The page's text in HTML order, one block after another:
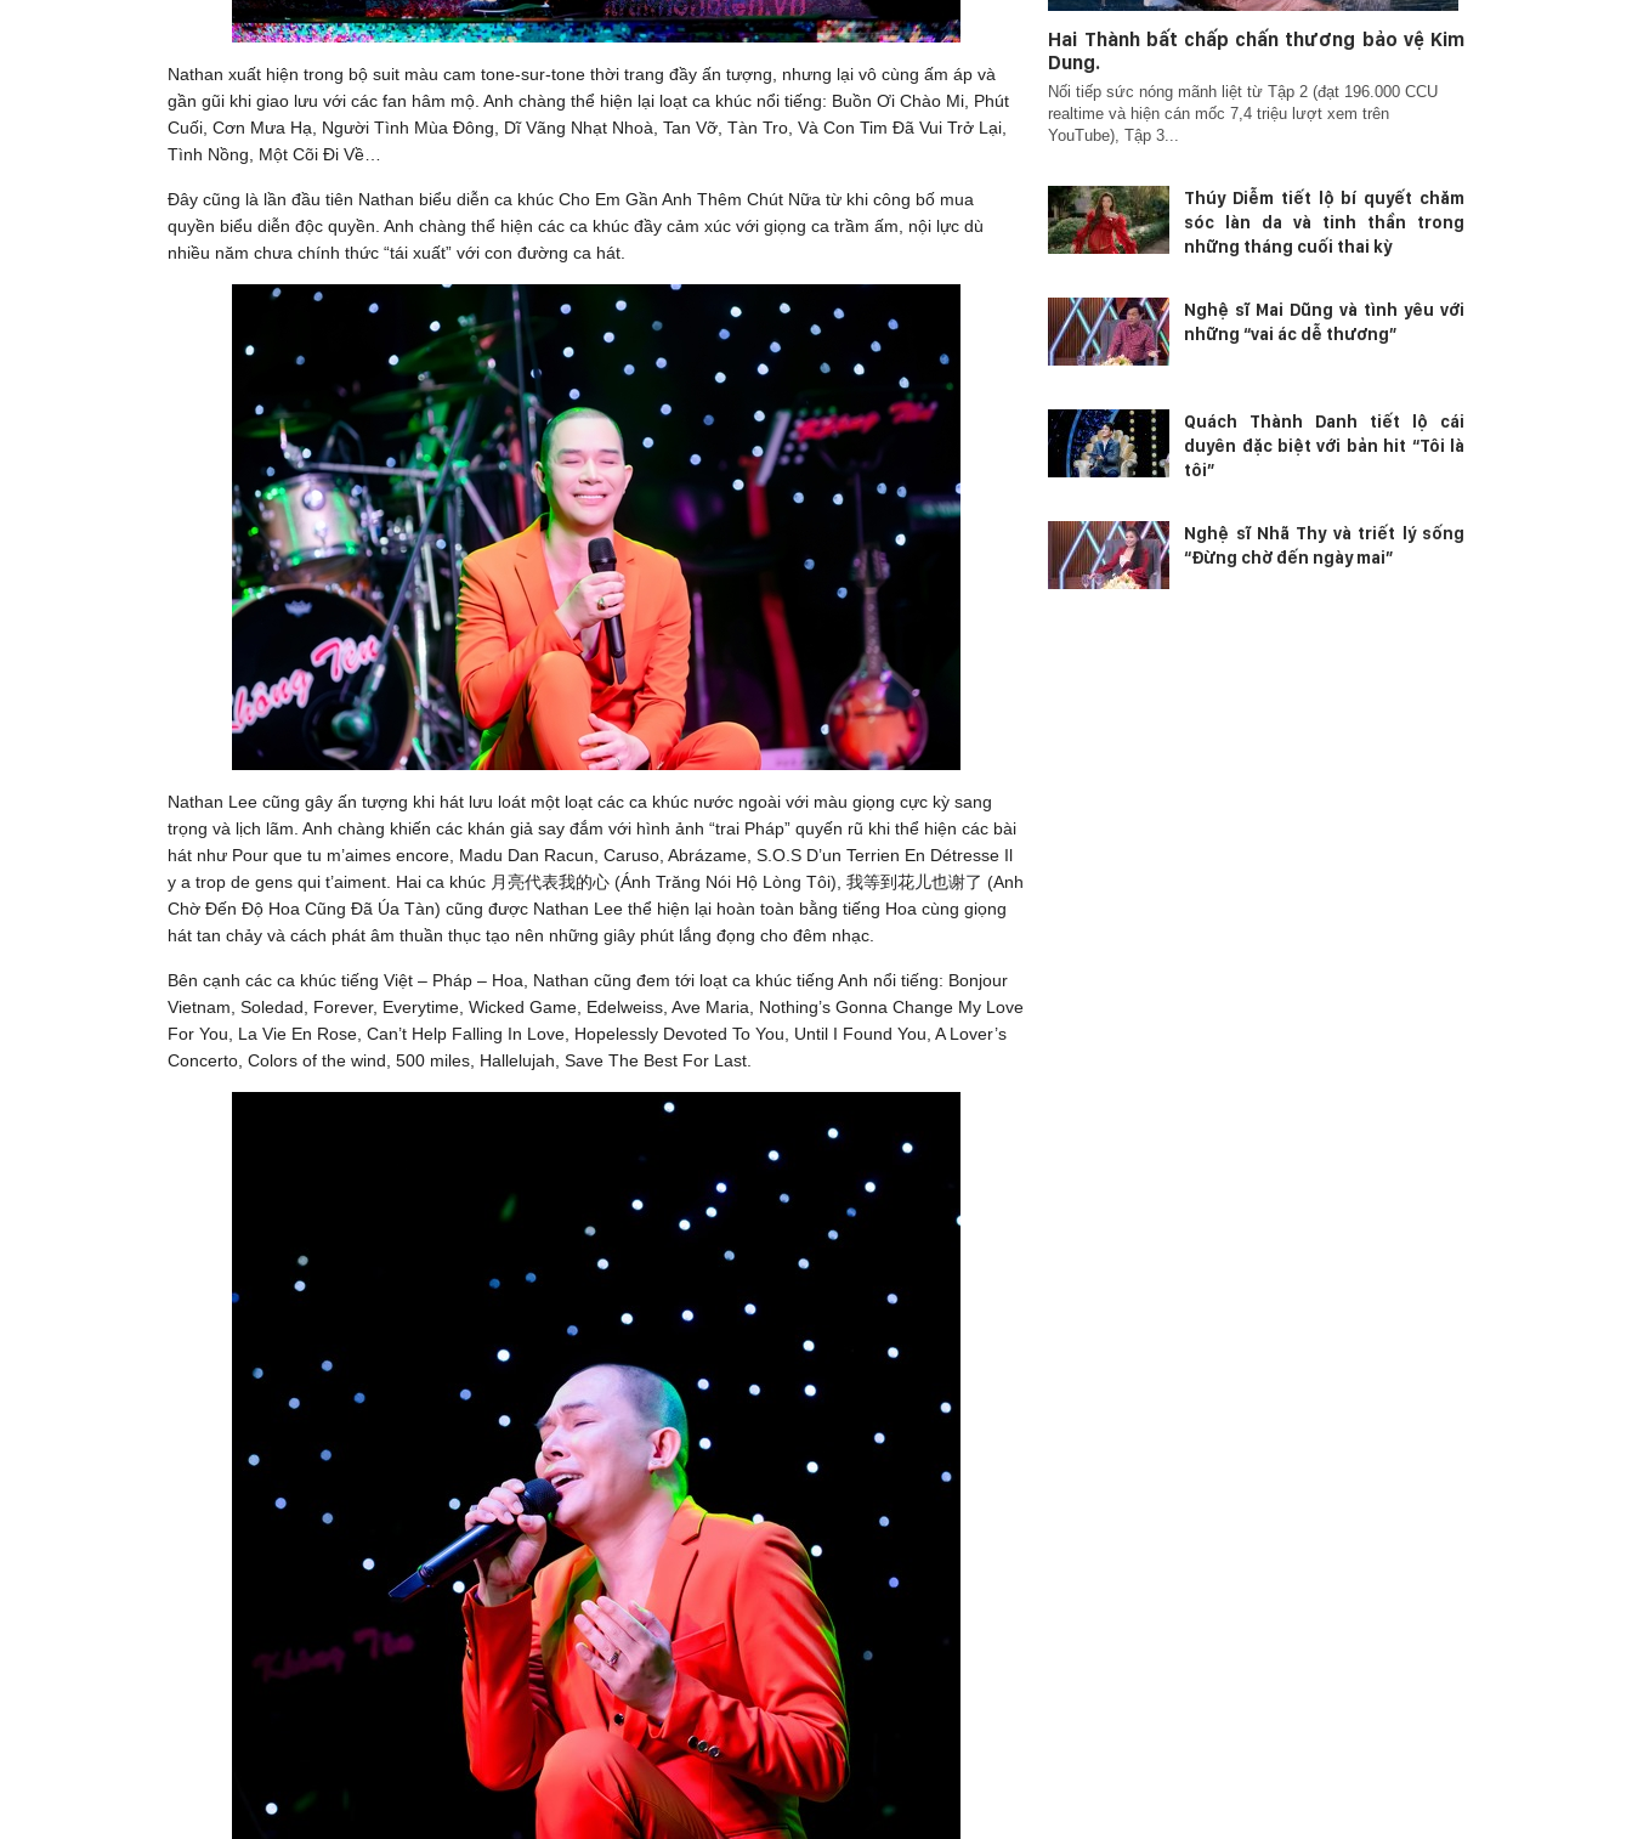
Nathan xuất hiện trong bộ suit màu cam tone-sur-tone thời trang đầy ấn tượng, nhưng lại vô cùng ấm áp và
gần gũi khi giao lưu với các fan hâm mộ. Anh chàng thể hiện lại loạt ca khúc nổi tiếng: Buồn Ơi Chào Mi, Phút
Cuối, Cơn Mưa Hạ, Người Tình Mùa Đông, Dĩ Vãng Nhạt Nhoà, Tan Vỡ, Tàn Tro, Và Con Tim Đã Vui Trở Lại,
Tình Nồng, Một Cõi Đi Về…
Đây cũng là lần đầu tiên Nathan biểu diễn ca khúc Cho Em Gần Anh Thêm Chút Nữa từ khi công bố mua
quyền biểu diễn độc quyền. Anh chàng thể hiện các ca khúc đầy cảm xúc với giọng ca trầm ấm, nội lực dù
nhiều năm chưa chính thức “tái xuất” với con đường ca hát.
Nathan Lee cũng gây ấn tượng khi hát lưu loát một loạt các ca khúc nước ngoài với màu giọng cực kỳ sang
trọng và lịch lãm. Anh chàng khiến các khán giả say đắm với hình ảnh “trai Pháp” quyến rũ khi thể hiện các bài
hát như Pour que tu m’aimes encore, Madu Dan Racun, Caruso, Abrázame, S.O.S D’un Terrien En Détresse Il
y a trop de gens qui t’aiment. Hai ca khúc 月亮代表我的心 (Ánh Trăng Nói Hộ Lòng Tôi), 我等到花儿也谢了 (Anh
Chờ Đến Độ Hoa Cũng Đã Úa Tàn) cũng được Nathan Lee thể hiện lại hoàn toàn bằng tiếng Hoa cùng giọng
hát tan chảy và cách phát âm thuần thục tạo nên những giây phút lắng đọng cho đêm nhạc.
Bên cạnh các ca khúc tiếng Việt – Pháp – Hoa, Nathan cũng đem tới loạt ca khúc tiếng Anh nổi tiếng: Bonjour
Vietnam, Soledad, Forever, Everytime, Wicked Game, Edelweiss, Ave Maria, Nothing’s Gonna Change My Love
For You, La Vie En Rose, Can’t Help Falling In Love, Hopelessly Devoted To You, Until I Found You, A Lover’s
Concerto, Colors of the wind, 500 miles, Hallelujah, Save The Best For Last.
Hai Thành bất chấp chấn thương bảo vệ Kim
Dung.
Nối tiếp sức nóng mãnh liệt từ Tập 2 (đạt 196.000 CCU
realtime và hiện cán mốc 7,4 triệu lượt xem trên
YouTube), Tập 3...
Thúy Diễm tiết lộ bí quyết chăm
sóc làn da và tinh thần trong
những tháng cuối thai kỳ
Nghệ sĩ Mai Dũng và tình yêu với
những “vai ác dễ thương”
Quách Thành Danh tiết lộ cái
duyên đặc biệt với bản hit “Tôi là
tôi”
Nghệ sĩ Nhã Thy và triết lý sống
“Đừng chờ đến ngày mai”